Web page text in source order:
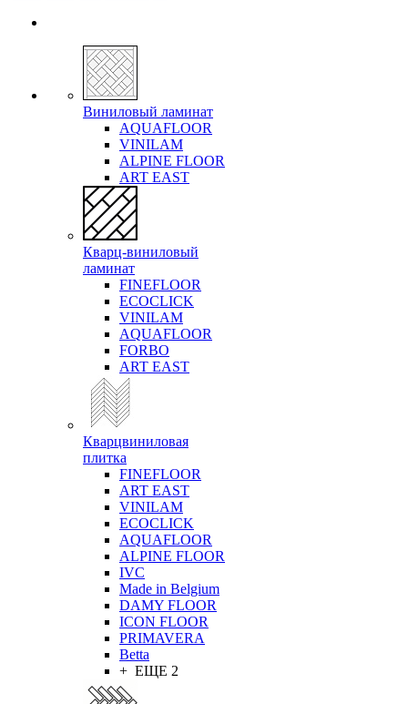
Виниловый ламинат
AQUAFLOOR
VINILAM
ALPINE FLOOR
ART EAST
Кварц-виниловый
ламинат
FINEFLOOR
ECOCLICK
VINILAM
AQUAFLOOR
FORBO
ART EAST
Кварцвиниловая
плитка
FINEFLOOR
ART EAST
VINILAM
ECOCLICK
AQUAFLOOR
ALPINE FLOOR
IVC
Made in Belgium
DAMY FLOOR
ICON FLOOR
PRIMAVERA
Betta
+ ЕЩЕ 2